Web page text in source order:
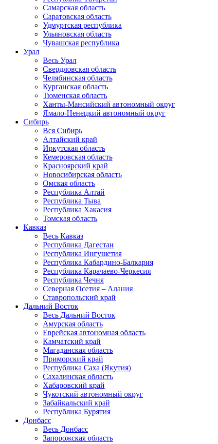
Самарская область
Саратовская область
Удмуртская республика
Ульяновская область
Чувашская республика
Урал
Весь Урал
Свердловская область
Челябинская область
Курганская область
Тюменская область
Ханты-Мансийский автономный округ
Ямало-Ненецкий автономный округ
Сибирь
Вся Сибирь
Алтайский край
Иркутская область
Кемеровская область
Красноярский край
Новосибирская область
Омская область
Республика Алтай
Республика Тыва
Республика Хакасия
Томская область
Кавказ
Весь Кавказ
Республика Дагестан
Республика Ингушетия
Республика Кабардино-Балкария
Республика Карачаево-Черкесия
Республика Чечня
Северная Осетия – Алания
Ставропольский край
Дальний Восток
Весь Дальний Восток
Амурская область
Еврейская автономная область
Камчатский край
Магаданская область
Приморский край
Республика Саха (Якутия)
Сахалинская область
Хабаровский край
Чукотский автономный округ
Забайкальский край
Республика Бурятия
Донбасс
Весь Донбасс
Запорожская область